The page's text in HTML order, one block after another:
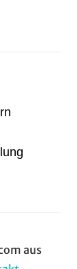
aus